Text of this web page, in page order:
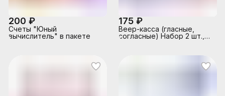
200 ₽
Счеты "Юный
вычислитель" в пакете
175 ₽
Веер-касса (гласные,
согласные) Набор 2 шт.,